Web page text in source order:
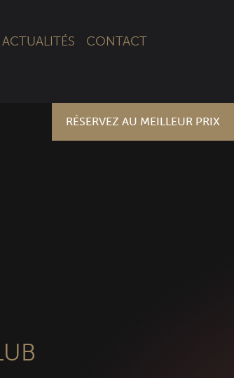
CONTACT
RÉSERVEZ AU MEILLEUR PRIX